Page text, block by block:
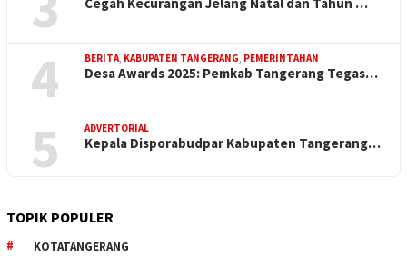
4 BERITA, KABUPATEN TANGERANG, PEMERINTAHAN
Desa Awards 2025: Pemkab Tangerang Tegas…
5 ADVERTORIAL
Kepala Disporabudpar Kabupaten Tangerang…
TOPIK POPULER
KOTATANGERANG